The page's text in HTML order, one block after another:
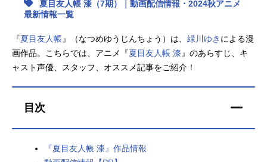
最新記事一覧
アニメ記事一覧 声優記事一覧
アニメ映画一覧 実写化映画一覧
今期アニメ曜日別一覧
春アニメ
夏目友人帳 漆（7期）｜動画配信情報・2024秋アニメ
最新情報一覧
『夏目友人帳』（なつめゆうじんちょう）は、 緑川ゆき による漫
画作品。こちらでは、アニメ『夏目友人帳 漆 』のあらすじ、キ
ャスト声優、スタッフ、オススメ記事をご紹介！
目次
『夏目友人帳 漆』作品情報